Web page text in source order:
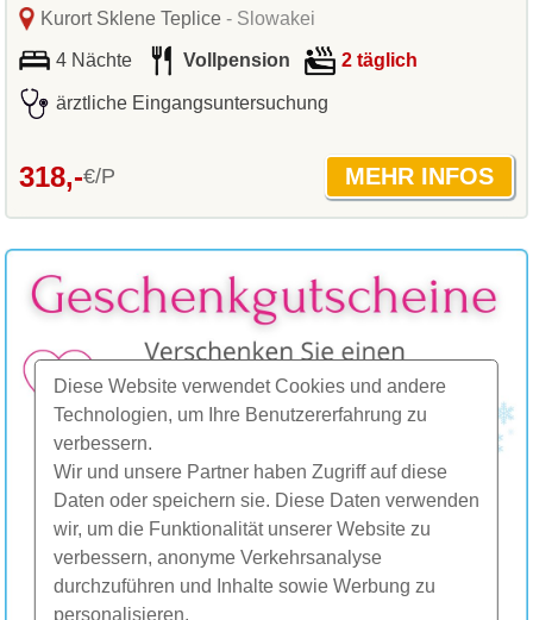
Diese Website verwendet Cookies und andere
Technologien, um Ihre Benutzererfahrung zu
verbessern.
Wir und unsere Partner haben Zugriff auf diese
Daten oder speichern sie. Diese Daten verwenden
wir, um die Funktionalität unserer Website zu
verbessern, anonyme Verkehrsanalyse
durchzuführen und Inhalte sowie Werbung zu
personalisieren.
Kurort Sklene Teplice- Slowakei
4 Nächte Vollpension 2 täglich
ärztliche Eingangsuntersuchung
318,-€/P